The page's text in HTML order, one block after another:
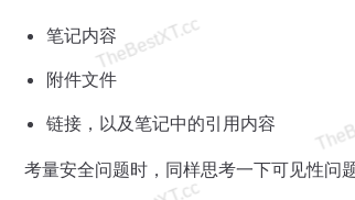
笔记内容
附件文件
链接，以及笔记中的引用内容
考量安全问题时，同样思考一下可见性问